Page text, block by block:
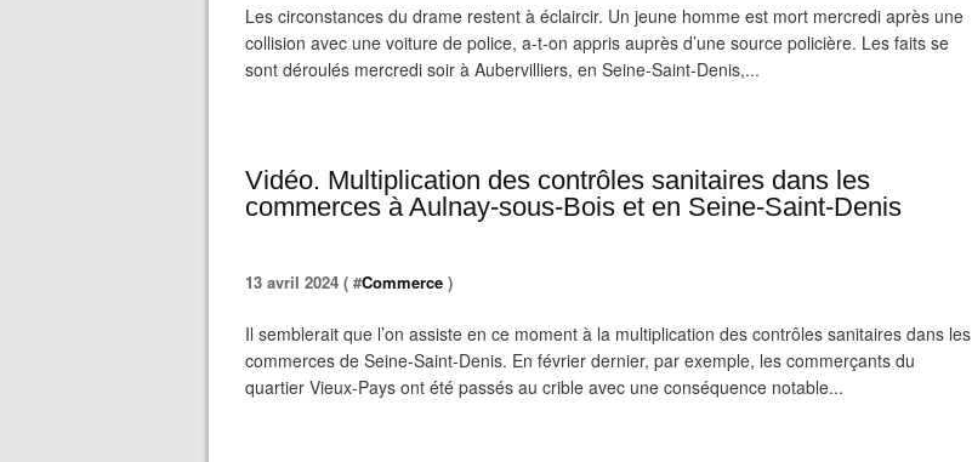
Les circonstances du drame restent à éclaircir. Un jeune homme est mort mercredi après une
collision avec une voiture de police, a-t-on appris auprès d’une source policière. Les faits se
sont déroulés mercredi soir à Aubervilliers, en Seine-Saint-Denis,...
Vidéo. Multiplication des contrôles sanitaires dans les
commerces à Aulnay-sous-Bois et en Seine-Saint-Denis
13 avril 2024 ( #Commerce )
Il semblerait que l’on assiste en ce moment à la multiplication des contrôles sanitaires dans les
commerces de Seine-Saint-Denis. En février dernier, par exemple, les commerçants du
quartier Vieux-Pays ont été passés au crible avec une conséquence notable...